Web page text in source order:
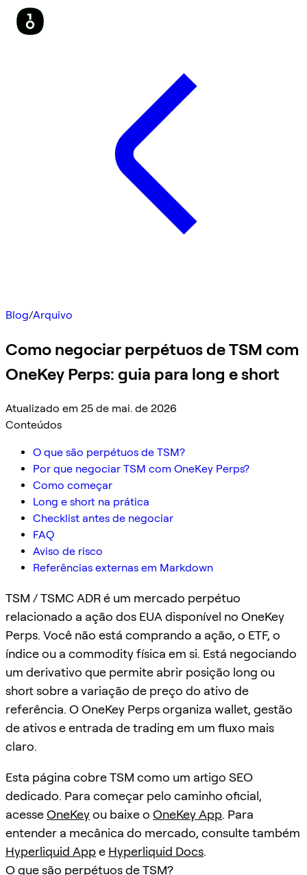
Blog/Arquivo
Como negociar perpétuos de TSM com
OneKey Perps: guia para long e short
Atualizado em 25 de mai. de 2026
Conteúdos
O que são perpétuos de TSM?
Por que negociar TSM com OneKey Perps?
Como começar
Long e short na prática
Checklist antes de negociar
FAQ
Aviso de risco
Referências externas em Markdown
TSM / TSMC ADR é um mercado perpétuo
relacionado a ação dos EUA disponível no OneKey
Perps. Você não está comprando a ação, o ETF, o
índice ou a commodity física em si. Está negociando
um derivativo que permite abrir posição long ou
short sobre a variação de preço do ativo de
referência. O OneKey Perps organiza wallet, gestão
de ativos e entrada de trading em um fluxo mais
claro.
Esta página cobre TSM como um artigo SEO
dedicado. Para começar pelo caminho oficial,
acesseOneKeyou baixe o OneKey App. Para
entender a mecânica do mercado, consulte também
Hyperliquid Appe Hyperliquid Docs.
O que são perpétuos de TSM?